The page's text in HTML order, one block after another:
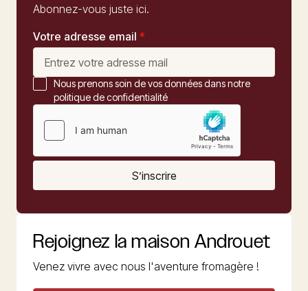
Abonnez-vous juste ici.
Votre adresse email *
Nous prenons soin de vos données dans notre
politique de confidentialité
S’inscrire
Rejoignez la maison Androuet
Venez vivre avec nous l'aventure fromagère !